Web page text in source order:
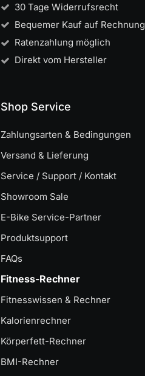
30 Tage Widerrufsrecht
Bequemer Kauf auf Rechnung
Ratenzahlung möglich
Direkt vom Hersteller
Shop Service
Zahlungsarten & Bedingungen
Versand & Lieferung
Service / Support / Kontakt
Showroom Sale
E-Bike Service-Partner
Produktsupport
FAQs
Fitness-Rechner
Fitnesswissen & Rechner
Kalorienrechner
Körperfett-Rechner
BMI-Rechner